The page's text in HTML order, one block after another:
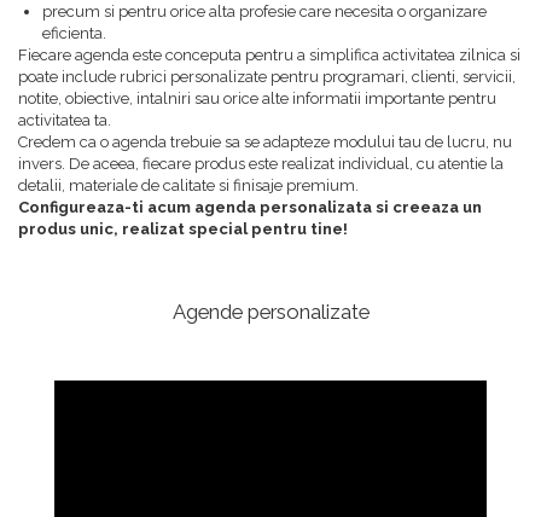
precum si pentru orice alta profesie care necesita o organizare
eficienta.
Fiecare agenda este conceputa pentru a simplifica activitatea zilnica si
poate include rubrici personalizate pentru programari, clienti, servicii,
notite, obiective, intalniri sau orice alte informatii importante pentru
activitatea ta.
Credem ca o agenda trebuie sa se adapteze modului tau de lucru, nu
invers. De aceea, fiecare produs este realizat individual, cu atentie la
detalii, materiale de calitate si finisaje premium.
Configureaza-ti acum agenda personalizata si creeaza un
produs unic, realizat special pentru tine!
Agende personalizate